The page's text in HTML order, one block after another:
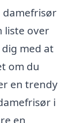
damefrisør
liste over
med at
om du
en trendy
i
en